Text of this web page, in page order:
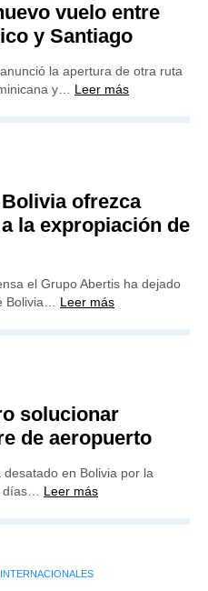
vuelo entre
y Santiago
la apertura de otra ruta
y… Leer más
ofrezca
la expropiación de
el Grupo Abertis ha dejado
Bolivia… Leer más
solucionar
de aeropuerto
en Bolivia por la
días… Leer más